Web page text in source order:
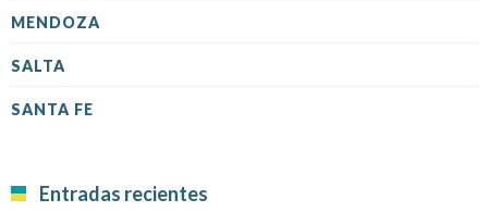
MENDOZA
SALTA
SANTA FE
Entradas recientes